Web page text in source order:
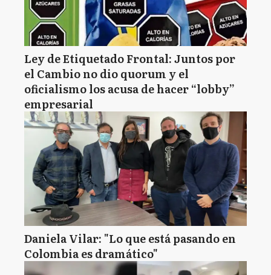
Ley de Etiquetado Frontal: Juntos por
el Cambio no dio quorum y el
oficialismo los acusa de hacer “lobby”
empresarial
Daniela Vilar: "Lo que está pasando en
Colombia es dramático"